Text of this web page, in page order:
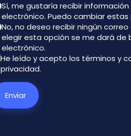
Sí, me gustaría recibir
electrónico. Puedo cambiar
No, no deseo recibir ningún
elegir esta opción se me dará de
electrónico.
He leído y acepto los términos y
privacidad.
Enviar